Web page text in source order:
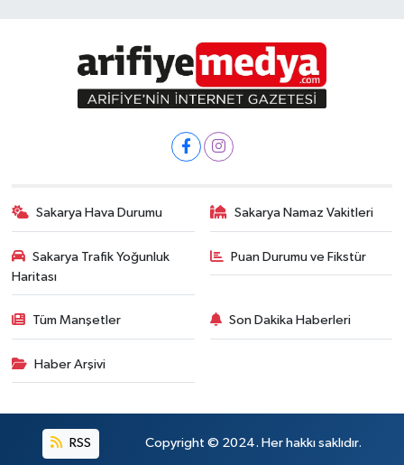
Sakarya Hava Durumu Sakarya Namaz Vakitleri
Sakarya Trafik Yoğunluk
Haritası
Puan Durumu ve Fikstür
Tüm Manşetler Son Dakika Haberleri
Haber Arşivi
RSS Copyright © 2024. Her hakkı saklıdır.